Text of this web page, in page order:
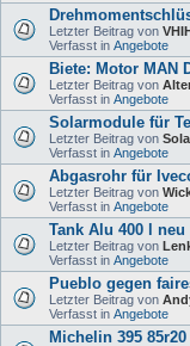
Letzter Beitrag von
Verfasst in Angebote
Biete: Motor MAN
Letzter Beitrag von
Verfasst in Angebote
Solarmodule für
Letzter Beitrag von
Verfasst in Angebote
Abgasrohr für
Letzter Beitrag von
Verfasst in Angebote
Tank Alu 400 l neu
Letzter Beitrag von
Verfasst in Angebote
Pueblo gegen
Letzter Beitrag von
Verfasst in Angebote
Michelin 395 85r20